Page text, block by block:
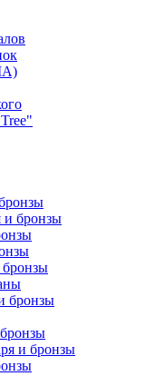
и бронзы
бронзы
бронзы
и бронзы